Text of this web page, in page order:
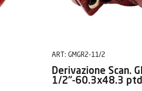
ART: GMGR2-11/2
Derivazione Scan.
1/2"-60.3x48.3